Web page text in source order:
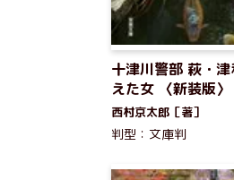
十津川警部 萩・
えた女 〈新装版〉
西村京太郎［著］
判型：文庫判